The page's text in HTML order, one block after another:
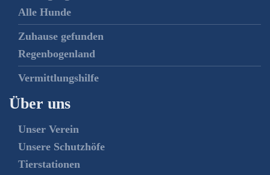
Alle Hunde
Zuhause gefunden
Regenbogenland
Vermittlungshilfe
Über uns
Unser Verein
Unsere Schutzhöfe
Tierstationen